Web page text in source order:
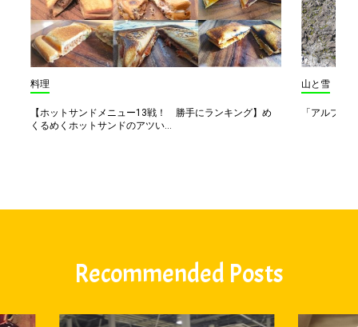
料理
【ホットサンドメニュー13戦！ 勝手にランキング】め
くるめくホットサンドのアツい...
山と雪
「アルプス
Recommended Posts